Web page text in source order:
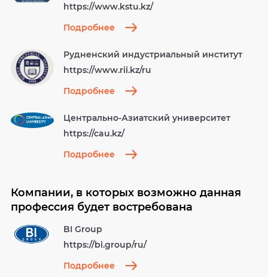
https://www.kstu.kz/
Подробнее
Рудненский индустриальный институт
https://www.rii.kz/ru
Подробнее
Центрально-Азиатский университет
https://cau.kz/
Подробнее
Компании, в которых возможно данная
профессия будет востребована
BI Group
https://bi.group/ru/
Подробнее